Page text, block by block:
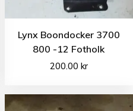
Lynx Boondocker 3700
800 -12 Fotholk
200.00 kr